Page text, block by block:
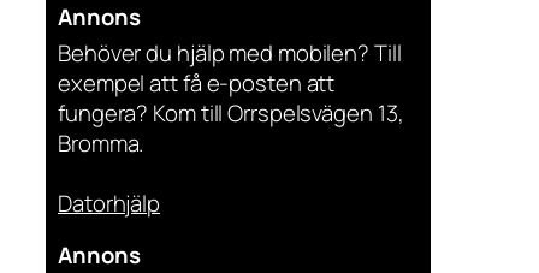
Annons
Behöver du hjälp med mobilen? Till
exempel att få e-posten att
fungera? Kom till Orrspelsvägen 13,
Bromma.
Datorhjälp
Annons